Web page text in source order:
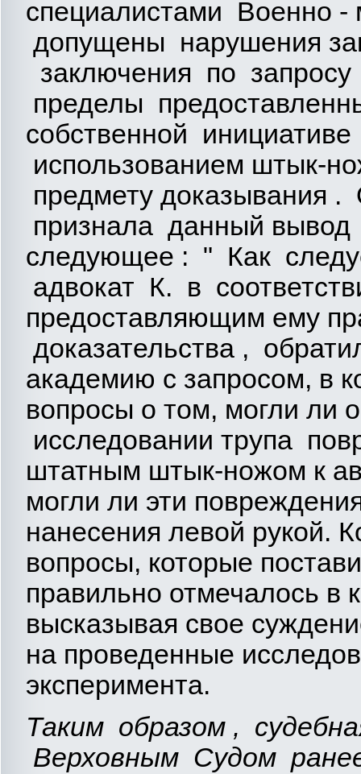
специалистами Военно
допущены нарушения
заключения по
пределы
собственной
использованием штык-
предмету доказывания
признала данный вывод
следующее : " Как
адвокат К. в
предоставляющим ему
доказательства ,
академию с запросом, в
вопросы о том, могли ли
исследовании трупа
штатным штык-ножом к
могли ли эти
нанесения левой рукой.
вопросы, которые
правильно отмечалось в
высказывая свое
на проведенные
эксперимента.
Таким образом ,
Верховным Судом